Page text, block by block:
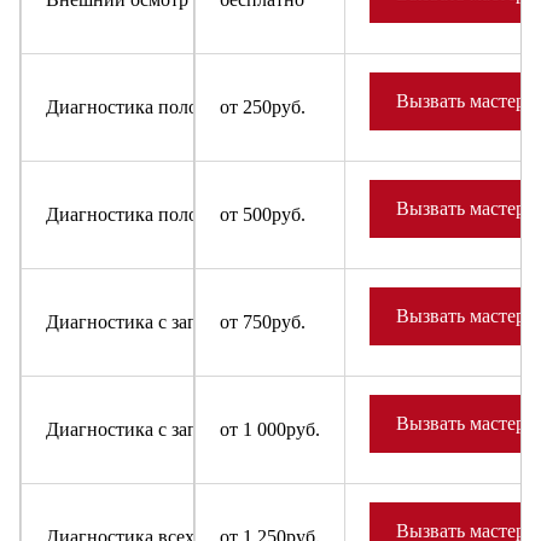
от 250руб. Вызвать мастера
от 500руб. Вызвать мастера
от 750руб. Вызвать мастера
от 1 000руб. Вызвать мастера
от 1 250руб. Вызвать мастера
Диагностика поломки в случае отказа от ремонта для
Диагностика поломки в случае отказа от ремонта для
Диагностика с заправкой фреона в систему для бытовых
Диагностика с заправкой фреона в систему для
Диагностика всех узлов и деталей бытовых